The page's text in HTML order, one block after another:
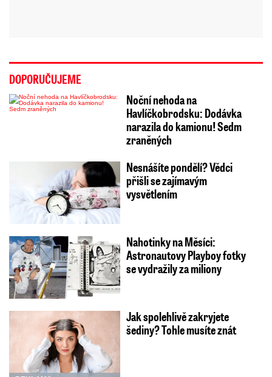
DOPORUČUJEME
Noční nehoda na
Havlíčkobrodsku: Dodávka
narazila do kamionu! Sedm
zraněných
Nesnášíte pondělí? Vědci
přišli se zajímavým
vysvětlením
Nahotinky na Měsíci:
Astronautovy Playboy fotky
se vydražily za miliony
Jak spolehlivě zakryjete
šediny? Tohle musíte znát